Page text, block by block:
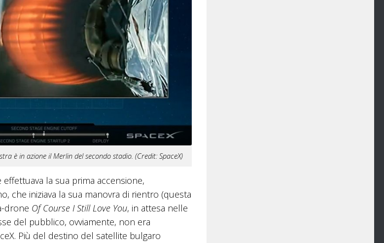
è in azione il Merlin del secondo stadio. (Credit: SpaceX)
la sua prima accensione,
che iniziava la sua manovra di rientro (questa
drone Of Course I Still Love You, in attesa nelle
del pubblico, ovviamente, non era
Più del destino del satellite bulgaro